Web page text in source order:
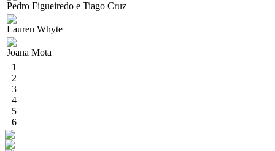
Pedro Figueiredo e Tiago Cruz
Lauren Whyte
Joana Mota
1
2
3
4
5
6